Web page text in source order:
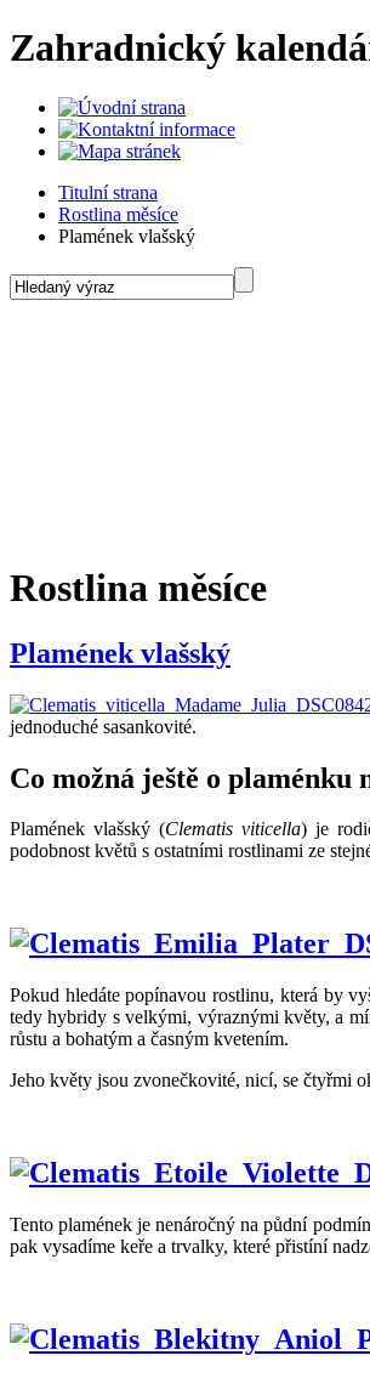
Zahradnický
Titulní strana
Rostlina měsíce
Plamének vlašský
Rostlina měsíce
Plamének vlašský
jednoduché sasankovité.
Co možná ještě o plaménku
Plamének vlašský (Clematis viticella) je
podobnost květů s ostatními rostlinami ze
Pokud hledáte popínavou rostlinu, která by
tedy hybridy s velkými, výraznými květy, a
růstu a bohatým a časným kvetením.
Jeho květy jsou zvonečkovité, nicí, se čtyřmi
Tento plamének je nenáročný na půdní
pak vysadíme keře a trvalky, které přistíní